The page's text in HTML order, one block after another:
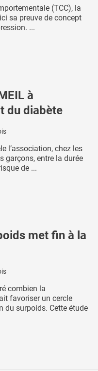
(TCC), la
sa preuve de concept
...
à
du diabète
l’association, chez les
garçons, entre la durée
de ...
met fin à la
combien la
favoriser un cercle
du surpoids. Cette étude